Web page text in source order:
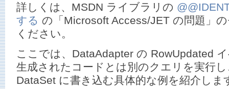
詳しくは、MSDN ライブラリの
する の「Microsoft Access/JET の問題」
ください。
ここでは、DataAdapter の RowUpdated
生成されたコードとは別のクエリを実行
DataSet に書き込む具体的な例を紹介しま